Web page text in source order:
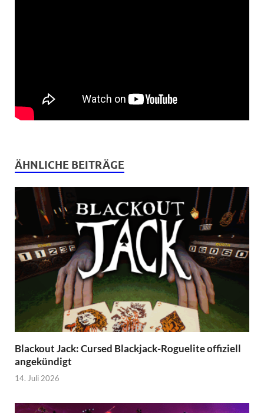
ÄHNLICHE BEITRÄGE
Blackout Jack: Cursed Blackjack-Roguelite offiziell
angekündigt
14. Juli 2026